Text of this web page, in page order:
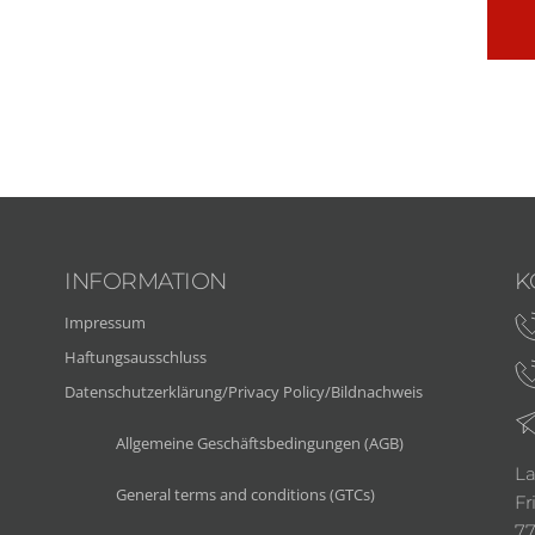
INFORMATION
Impressum
Haftungsausschluss
Datenschutzerklärung/Privacy Policy/Bildnachweis
Allgemeine Geschäftsbedingungen (AGB)
General terms and conditions (GTCs)